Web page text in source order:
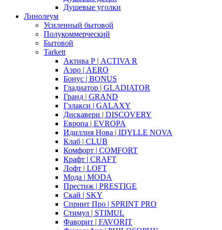
Душевые уголки
Линолеум
Усиленный бытовой
Полукоммерческий
Бытовой
Tarkett
Актива Р | ACTIVA R
Аэро | AERO
Бонус | BONUS
Гладиатор | GLADIATOR
Гранд | GRAND
Гэлакси | GALAXY
Дискавери | DISCOVERY
Европа | EVROPA
Идиллия Нова | IDYLLE NOVA
Клаб | CLUB
Комфорт | COMFORT
Крафт | CRAFT
Лофт | LOFT
Мода | MODA
Престиж | PRESTIGE
Скай | SKY
Спринт Про | SPRINT PRO
Стимул | STIMUL
Фаворит | FAVORIT